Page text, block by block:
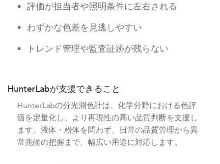
評価が担当者や照明条件に左右される
わずかな色差を見逃しやすい
トレンド管理や監査証跡が残らない
HunterLabが支援できること
HunterLabの分光測色計は、化学分野における色評
価を定量化し、より再現性の高い品質判断を支援し
ます。液体・粉体を問わず、日常の品質管理から異
常兆候の把握まで、幅広い用途に対応します。